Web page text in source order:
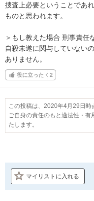
捜査上必要ということであ
ものと思われます。
＞もし教えた場合 刑事責任
自殺未遂に関与していない
ありません。
役に立った 2
この投稿は、2020年4月29日時
ご自身の責任のもと適法性・
たします。
マイリストに入れる